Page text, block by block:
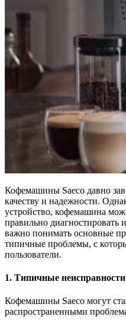
Кофемашины Saeco давно
качеству и надежности.
устройство, кофемашина
правильно диагностировать
важно понимать основные
типичные проблемы, с
пользователи.
1. Типичные
Кофемашины Saeco могут
распространенными